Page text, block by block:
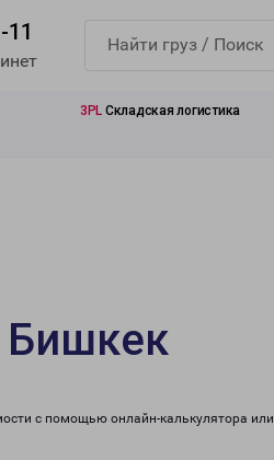
11
3PL Складская логистика
Бишкек
с помощью онлайн-калькулятора или